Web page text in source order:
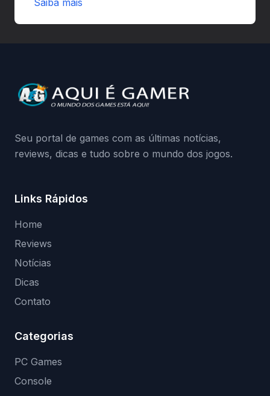
da Playground: negação do preload,
medidas contra acessos não autorizados
Seu portal de games com as últimas notícias,
reviews, dicas e tudo sobre o mundo dos jogos.
Links Rápidos
Home
Reviews
Notícias
Dicas
Contato
Categorias
PC Games
Console